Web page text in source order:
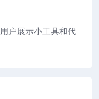
户展示小工具和代